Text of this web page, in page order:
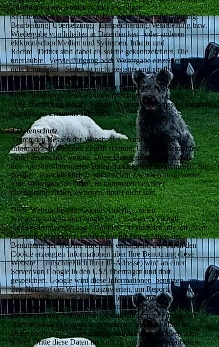
Zustimmung des Anbieters oder jeweiligen
Rechteinhabers. Dies gilt insbesondere für Vervielfältigung,
Bearbeitung, Übersetzung, Einspeicherung, Verarbeitung bzw.
Wiedergabe von Inhalten in Datenbanken oder anderen
elektronischen Medien und Systemen. Inhalte und
Rechte Dritter sind dabei als solche gekennzeichnet. Die
unerlaubte Vervielfältigung oder Weitergabe einzelner Inhalte
oder kompletter Seiten ist nicht gestattet und strafbar.
Lediglich die Herstellung von
Kopien und Downloads für den persönlichen, privaten und
nicht kommerziellen Gebrauch ist erlaubt.
Die Darstellung dieser Website in fremden Frames ist nur mit
schriftlicher Erlaubnis zulässig.
4.Datenschutz
Durch den Besuch der Website des Anbieters können
Informationen über den Zugriff (Datum, Uhrzeit, betrachtete
Seite) gespeichert werden. Diese Daten gehören nicht zu
den personenbezogenen Daten, sondern sind anonymisiert. Sie
werden ausschließlich zu statistischen Zwecken ausgewertet.
Eine Weitergabe an Dritte, zu kommerziellen oder
nichtkommerziellen Zwecken, findet nicht statt.
Diese Website benutzt Google Analytics, einen
Webanalysedienst der Google Inc. ("Google"). Google
Analytics verwendet sog. "Cookies", Textdateien, die auf Ihrem
Computer gespeichert werden und die eine Analyse der
Benutzung der Website durch Sie ermöglicht. Die durch den
Cookie erzeugten Informationen über Ihre Benutzung diese
Website (einschließlich Ihrer IP-Adresse) wird an einen
Server von Google in den USA übertragen und dort
gespeichert. Google wird diese Informationen benutzen, um
Ihre Nutzung der Website auszuwerten, um Reports über die
Websiteaktivitäten für die Websitebetreiber zusammenzustellen
und um weitere mit der Websitenutzung und der
Internetnutzung verbundene Dienstleistungen zu erbringen.
Auch wird Google diese Informationen gegebenenfalls an
Dritte übertragen, sofern dies gesetzlich vorgeschrieben oder
soweit Dritte diese Daten im Auftrag von Google verarbeiten.